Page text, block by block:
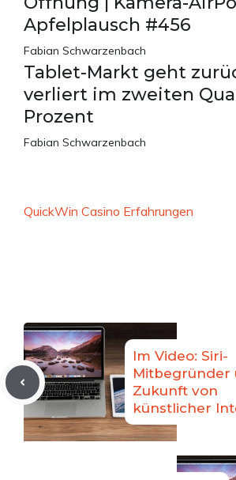
Apfelplausch #456
Fabian Schwarzenbach
Tablet-Markt geht
verliert im zweiten
Prozent
Fabian Schwarzenbach
QuickWin Casino Erfahrungen
Im Video: Siri-
Mitbegründer
Zukunft von
künstlicher